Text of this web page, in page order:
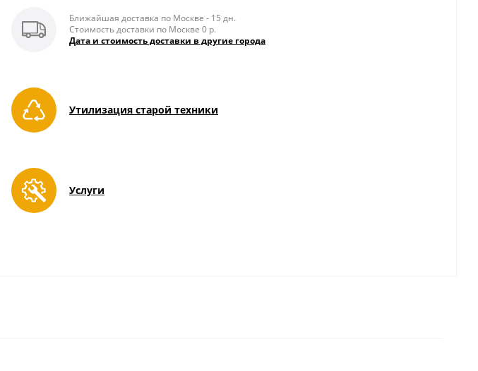
Ближайшая доставка по Москве - 15 дн.
Стоимость доставки по Москве 0 р.
Дата и стоимость доставки в другие города
Утилизация старой техники
Услуги